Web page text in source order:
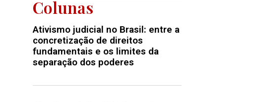
Colunas
Ativismo judicial no Brasil: entre a
concretização de direitos
fundamentais e os limites da
separação dos poderes